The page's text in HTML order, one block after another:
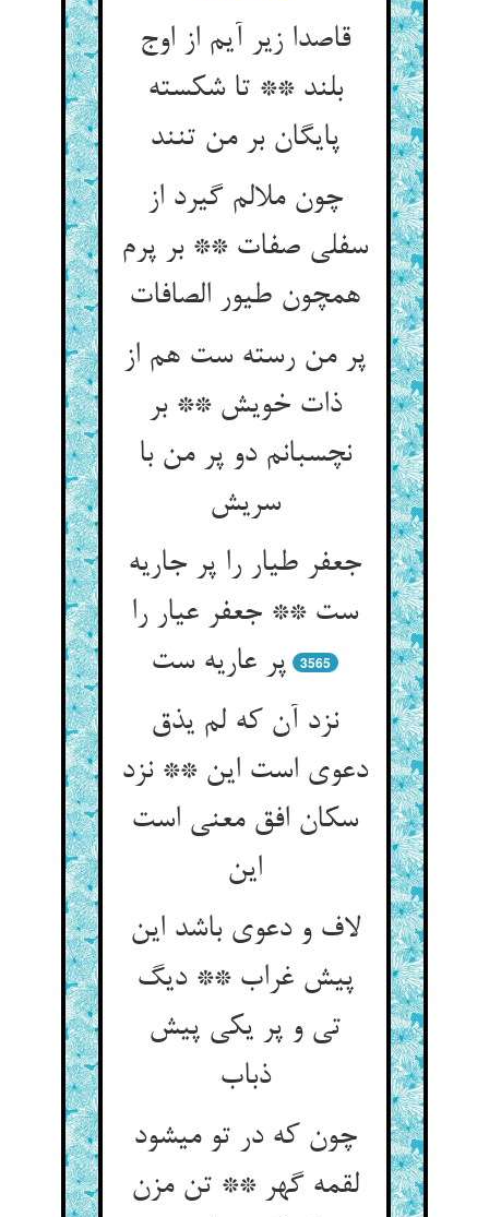
قاصدا زیر آیم از اوج
بلند ** تا شکسته
پایگان بر من تنند
چون ملالم گیرد از
سفلی صفات ** بر پرم
همچون طیور الصافات‏
پر من رسته ست هم از
ذات خویش ** بر
نچسبانم دو پر من با
سریش‏
جعفر طیار را پر جاریه
ست ** جعفر عیار را
پر عاریه ست‏
3565
نزد آن که لم یذق
دعوی است این ** نزد
سکان افق معنی است
این‏
لاف و دعوی باشد این
پیش غراب ** دیگ
تی و پر یکی پیش
ذباب‏
چون که در تو می‏شود
لقمه گهر ** تن مزن